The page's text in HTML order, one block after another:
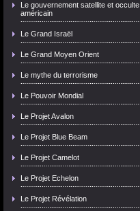
Le gouvernement satellite et occulte
américain
Le Grand Israël
Le Grand Moyen Orient
Le mythe du terrorisme
Le Pouvoir Mondial
Le Projet Avalon
Le Projet Blue Beam
Le Projet Camelot
Le Projet Echelon
Le Projet Révélation